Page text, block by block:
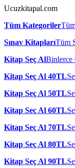
Ucuzkitapal.com
Tüm Kategoriler
Sınav KitaplarıTüm
Kitap Seç AlBinlerce
Kitap Seç Al 40TL
Kitap Seç Al 50TL
Kitap Seç Al 60TL
Kitap Seç Al 70TL
Kitap Seç Al 80TL
Kitap Seç Al 90TL